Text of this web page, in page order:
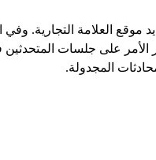
موقع العلامة التجارية.
الأمر على جلسات
المجدولة.